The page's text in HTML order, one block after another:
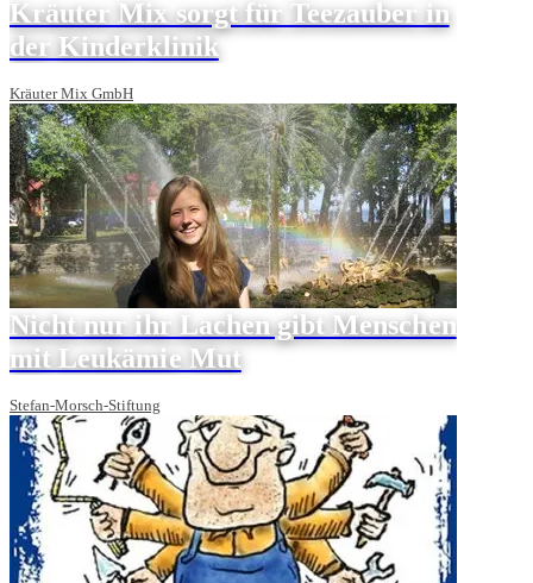
Kräuter Mix sorgt für Teezauber in
der Kinderklinik
Kräuter Mix GmbH
Nicht nur ihr Lachen gibt Menschen
mit Leukämie Mut
Stefan-Morsch-Stiftung